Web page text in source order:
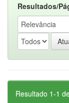
Resultados/
Resultado 1-1